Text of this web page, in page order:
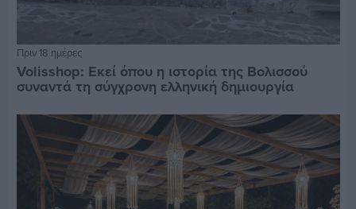
Πριν 18 ημέρες
Volisshop: Εκεί όπου η ιστορία της Βολισσού
συναντά τη σύγχρονη ελληνική δημιουργία